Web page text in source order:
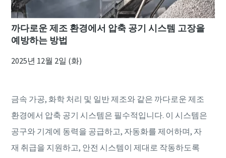
까다로운 제조 환경에서 압축 공기 시스템 고장을
예방하는 방법
2025년 12월 2일 (화)
금속 가공, 화학 처리 및 일반 제조와 같은 까다로운 제조
환경에서 압축 공기 시스템은 필수적입니다. 이 시스템은
공구와 기계에 동력을 공급하고, 자동화를 제어하며, 자
재 취급을 지원하고, 안전 시스템이 제대로 작동하도록